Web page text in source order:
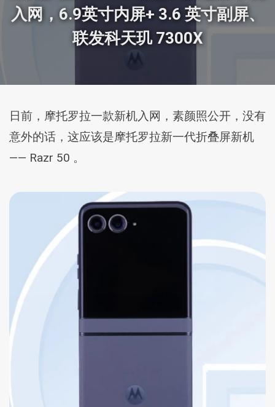
入网，6.9英寸内屏+ 3.6 英寸副屏、
联发科天玑 7300X
日前，摩托罗拉一款新机入网，素颜照公开，没有
意外的话，这应该是摩托罗拉新一代折叠屏新机
—— Razr 50 。